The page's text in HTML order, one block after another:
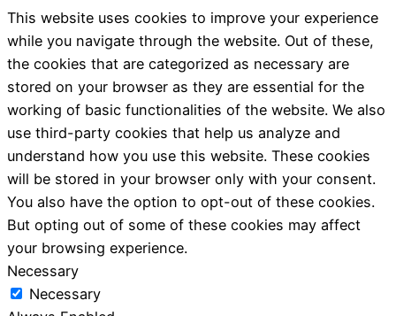
This website uses cookies to improve your experience
while you navigate through the website. Out of these,
the cookies that are categorized as necessary are
stored on your browser as they are essential for the
working of basic functionalities of the website. We also
use third-party cookies that help us analyze and
understand how you use this website. These cookies
will be stored in your browser only with your consent.
You also have the option to opt-out of these cookies.
But opting out of some of these cookies may affect
your browsing experience.
Necessary
Necessary